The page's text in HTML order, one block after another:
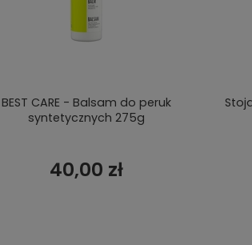
BEST CARE - Balsam do peruk
syntetycznych 275g
40,00 zł